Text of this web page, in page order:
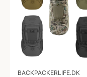
BACKPACKERLIFE.DK